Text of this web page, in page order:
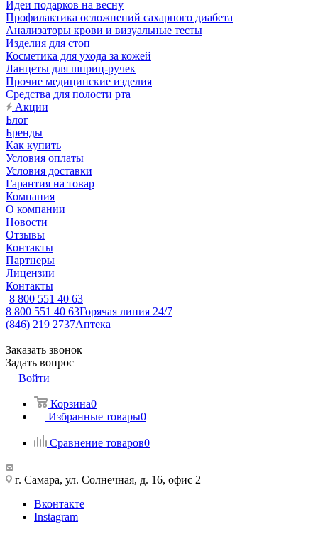
Идеи подарков на весну
Профилактика осложнений сахарного диабета
Анализаторы крови и визуальные тесты
Изделия для стоп
Косметика для ухода за кожей
Ланцеты для шприц-ручек
Прочие медицинские изделия
Средства для полости рта
Акции
Блог
Бренды
Как купить
Условия оплаты
Условия доставки
Гарантия на товар
Компания
О компании
Новости
Отзывы
Контакты
Партнеры
Лицензии
Контакты
8 800 551 40 63
8 800 551 40 63Горячая линия 24/7
(846) 219 2737Аптека
Заказать звонок
Задать вопрос
Войти
Корзина0
Избранные товары0
Сравнение товаров0
г. Самара, ул. Солнечная, д. 16, офис 2
Вконтакте
Instagram